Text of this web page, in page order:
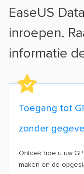
EaseUS
inroepen.
informatie
Toegang tot
zonder
Ontdek hoe u uw
maken en de